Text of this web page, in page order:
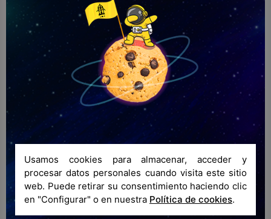
Emergency contact / Personne à
contacter en cas d'urgence
Nombre y apellidos / Name and surname /
Prénom et nom
Teléfono / Phone number / Téléphone
Usamos cookies para almacenar, acceder y
procesar datos personales cuando visita este sitio
web. Puede retirar su consentimiento haciendo clic
en "Configurar" o en nuestra Política de cookies.